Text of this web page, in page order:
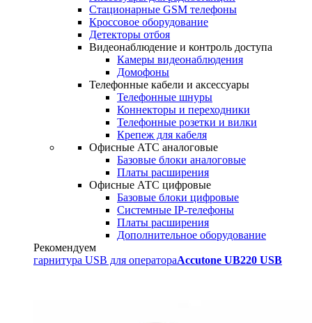
Стационарные GSM телефоны
Кроссовое оборудование
Детекторы отбоя
Видеонаблюдение и контроль доступа
Камеры видеонаблюдения
Домофоны
Телефонные кабели и аксессуары
Телефонные шнуры
Коннекторы и переходники
Телефонные розетки и вилки
Крепеж для кабеля
Офисные АТС аналоговые
Базовые блоки аналоговые
Платы расширения
Офисные АТС цифровые
Базовые блоки цифровые
Системные IP-телефоны
Платы расширения
Дополнительное оборудование
Рекомендуем
гарнитура USB для оператораAccutone UB220 USB